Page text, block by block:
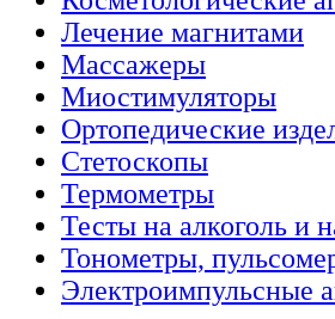
Лечение магнитами
Массажеры
Миостимуляторы
Ортопедические
Стетоскопы
Термометры
Тесты на алкоголь и
Тонометры,
Электроимпульсные